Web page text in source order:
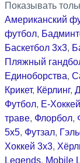
Показывать
Американский
футбол,
Баскетбол 3x3,
Пляжный
Единоборства,
Крикет, Кёрлинг,
Футбол, Е-Хоккей
траве, Флорбол,
5x5, Футзал,
Хоккей 3x3,
Legends, Mobile